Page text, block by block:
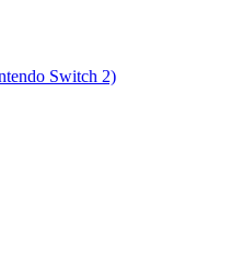
Switch 2)